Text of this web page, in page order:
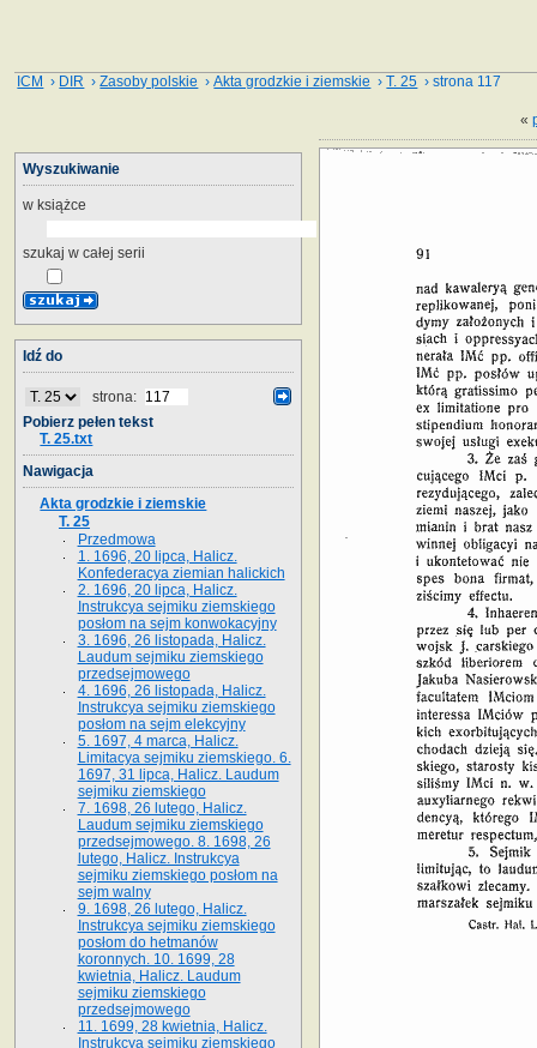
ICM › DIR ›Zasoby polskie ›Akta grodzkie i ziemskie ›T. 25 › strona 117
«
Wyszukiwanie
w książce
szukaj w całej serii
Idź do
strona:
Pobierz pełen tekst
T. 25.txt
Nawigacja
Akta grodzkie i ziemskie
T. 25
Przedmowa
1. 1696, 20 lipca, Halicz.
Konfederacya ziemian halickich
2. 1696, 20 lipca, Halicz.
Instrukcya sejmiku ziemskiego
posłom na sejm konwokacyjny
3. 1696, 26 listopada, Halicz.
Laudum sejmiku ziemskiego
przedsejmowego
4. 1696, 26 listopada, Halicz.
Instrukcya sejmiku ziemskiego
posłom na sejm elekcyjny
5. 1697, 4 marca, Halicz.
Limitacya sejmiku ziemskiego. 6.
1697, 31 lipca, Halicz. Laudum
sejmiku ziemskiego
7. 1698, 26 lutego, Halicz.
Laudum sejmiku ziemskiego
przedsejmowego. 8. 1698, 26
lutego, Halicz. Instrukcya
sejmiku ziemskiego posłom na
sejm walny
9. 1698, 26 lutego, Halicz.
Instrukcya sejmiku ziemskiego
posłom do hetmanów
koronnych. 10. 1699, 28
kwietnia, Halicz. Laudum
sejmiku ziemskiego
przedsejmowego
11. 1699, 28 kwietnia, Halicz.
Instrukcya sejmiku ziemskiego